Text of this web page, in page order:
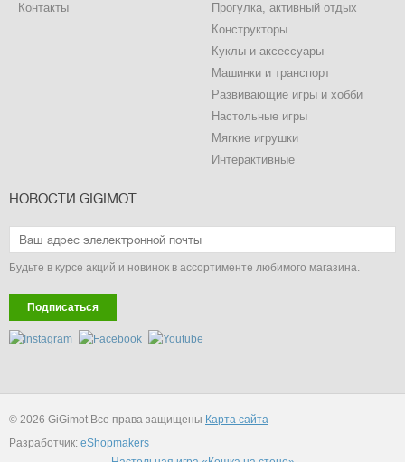
Контакты
Прогулка, активный отдых
Конструкторы
Куклы и аксессуары
Машинки и транспорт
Развивающие игры и хобби
Настольные игры
Мягкие игрушки
Интерактивные
НОВОСТИ GIGIMOT
Будьте в курсе акций и новинок в ассортименте любимого магазина.
Подписаться
© 2026 GiGimot Все права защищены Карта сайта
Разработчик: eShopmakers